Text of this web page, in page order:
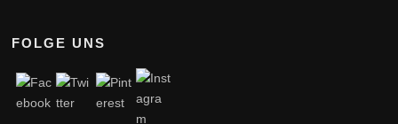
FOLGE UNS